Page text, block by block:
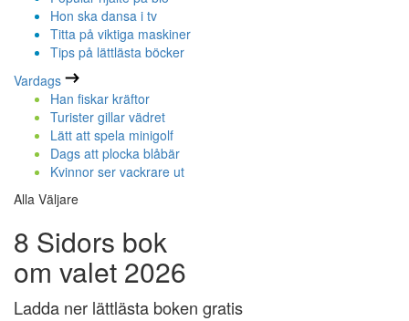
Hon ska dansa i tv
Titta på viktiga maskiner
Tips på lättlästa böcker
Vardags
Han fiskar kräftor
Turister gillar vädret
Lätt att spela minigolf
Dags att plocka blåbär
Kvinnor ser vackrare ut
Alla Väljare
8 Sidors bok
om valet 2026
Ladda ner lättlästa boken gratis